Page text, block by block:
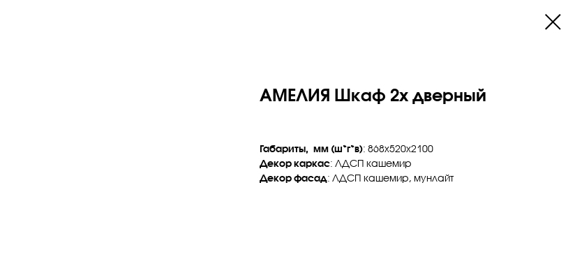
АМЕЛИЯ Шкаф 2х дверный
Габариты, мм (ш*г*в): 868х520х2100
Декор каркас: ЛДСП кашемир
Декор фасад: ЛДСП кашемир, мунлайт